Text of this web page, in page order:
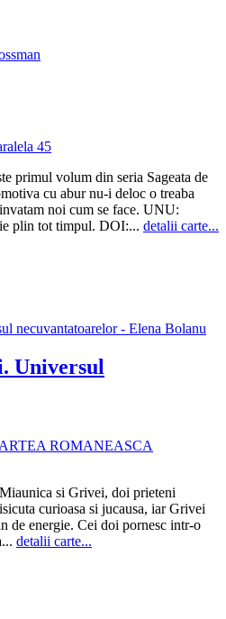
45
primul volum din seria Sageata de
cu abur nu-i deloc o treaba
noi cum se face. UNU:
plin tot timpul. DOI:... detalii carte...
Universul
ROMANEASCA
si Grivei, doi prieteni
curioasa si jucausa, iar Grivei
de energie. Cei doi pornesc intr-o
detalii carte...